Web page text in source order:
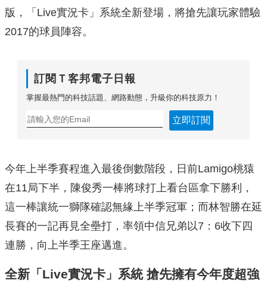
版，「Live實況卡」系統全新登場，將搶先讓玩家體驗
2017的球員陣容。
訂閱Ｔ客邦電子日報
掌握最熱門的科技話題、網路動態，升級你的科技原力！
立即訂閱
今年上半季賽程進入最後倒數階段，日前Lamigo桃猿
在11局下半，陳俊秀一棒將球打上看台區拿下勝利，
這一棒讓統一獅隊確認無緣上半季冠軍；而林智勝在延
長賽的一記再見全壘打，率領中信兄弟以7 ： 6收下四
連勝，向上半季王座邁進。
全新「Live實況卡」系統 搶先擁有今年度超強